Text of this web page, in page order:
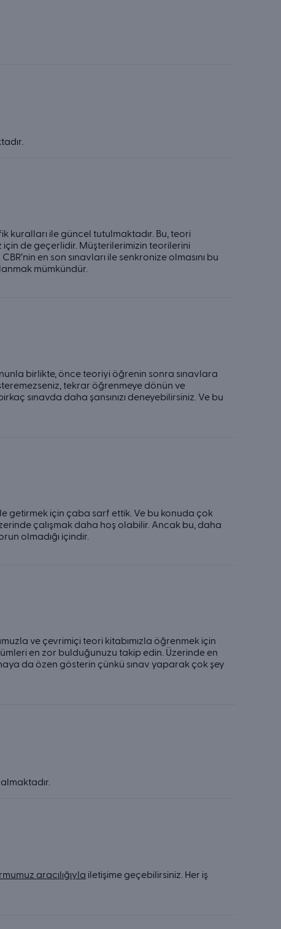
kuralları ile güncel tutulmaktadır. Bu, teori
için de geçerlidir. Müşterilerimizin teorilerini
en son sınavları ile senkronize olmasını bu
mümkündür.
birlikte, önce teoriyi öğrenin sonra sınavlara
tekrar öğrenmeye dönün ve
sınavda daha şansınızı deneyebilirsiniz. Ve bu
getirmek için çaba sarf ettik. Ve bu konuda çok
çalışmak daha hoş olabilir. Ancak bu, daha
olmadığı içindir.
ve çevrimiçi teori kitabımızla öğrenmek için
en zor bulduğunuzu takip edin. Üzerinde en
da özen gösterin çünkü sınav yaparak çok şey
aracılığıyla iletişime geçebilirsiniz. Her iş